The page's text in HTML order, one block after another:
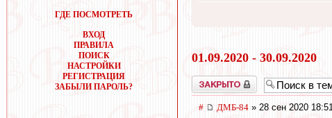
ГДЕ ПОСМОТРЕТЬ
ВХОД
ПРАВИЛА
ПОИСК
НАСТРОЙКИ
РЕГИСТРАЦИЯ
ЗАБЫЛИ ПАРОЛЬ?
01.09.2020 - 30.09.2020
Закрыто
# ДМБ-84 » 28 сен 2020 18:51